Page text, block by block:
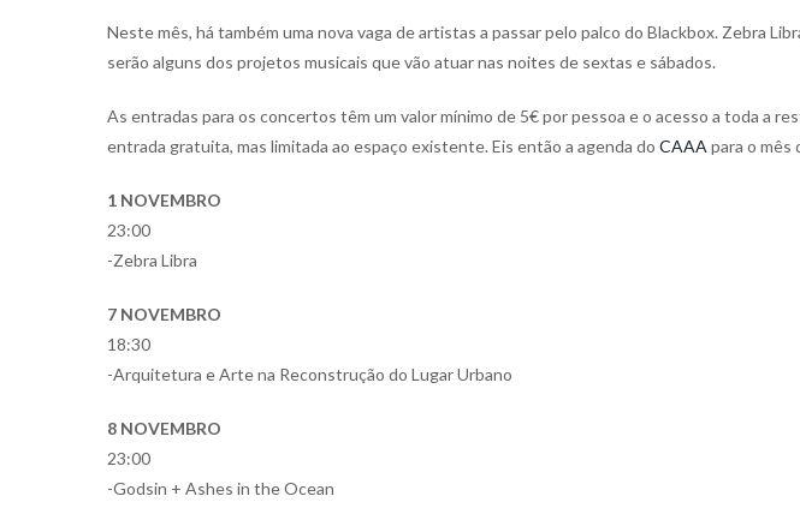
Neste mês, há também uma nova vaga de artistas a passar pelo palco do Blackbox. Zebra
serão alguns dos projetos musicais que vão atuar nas noites de sextas e sábados.
As entradas para os concertos têm um valor mínimo de 5€ por pessoa e o acesso a toda a
entrada gratuita, mas limitada ao espaço existente. Eis então a agenda do CAAA para o mês
1 NOVEMBRO
23:00
-Zebra Libra
7 NOVEMBRO
18:30
-Arquitetura e Arte na Reconstrução do Lugar Urbano
8 NOVEMBRO
23:00
-Godsin + Ashes in the Ocean